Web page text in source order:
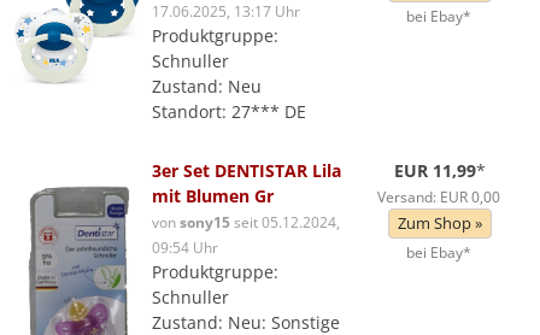
17.06.2025, 13:17 Uhr
Produktgruppe:
Schnuller
Zustand: Neu
Standort: 27*** DE
bei Ebay*
3er Set DENTISTAR Lila
mit Blumen Gr
vonsony15seit 05.12.2024,
09:54 Uhr
Produktgruppe:
Schnuller
Zustand: Neu: Sonstige
EUR 11,99*
Versand: EUR 0,00
Zum Shop »
bei Ebay*